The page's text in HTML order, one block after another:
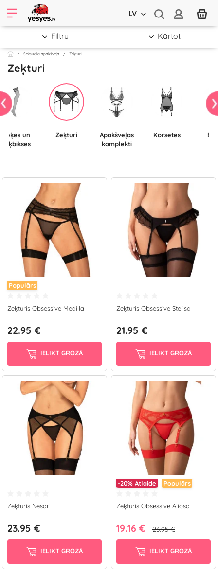
LV
Seksuāla apakšveļa Zeķturi
Filtru Kārtot
Zeķturi
zeķbikses
Zeķturi
Apakšveļas
komplekti
Korsetes
Populārs
Zeķturis Obsessive Medilla
22.95 €
IELIKT GROZĀ
Zeķturis Obsessive Stelisa
21.95 €
IELIKT GROZĀ
Zeķturis Nesari
23.95 €
IELIKT GROZĀ
-20% Atlaide Populārs
Zeķturis Obsessive Aliosa
19.16 € 23.95 €
IELIKT GROZĀ